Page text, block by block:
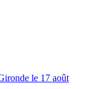
le 17 août